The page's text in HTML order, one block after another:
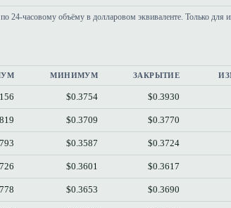
24-часовому объёму в долларовом эквиваленте. Только для
МИНИМУМ ЗАКРЫТИЕ
$0.3754 $0.3930
$0.3709 $0.3770
$0.3587 $0.3724
$0.3601 $0.3617
$0.3653 $0.3690